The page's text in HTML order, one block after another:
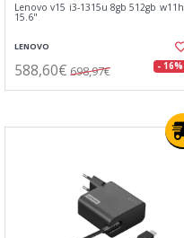
Lenovo v15 i3-1315u 8gb 512gb w11h
15.6"
LENOVO
588,60€ 698,97€ - 16%